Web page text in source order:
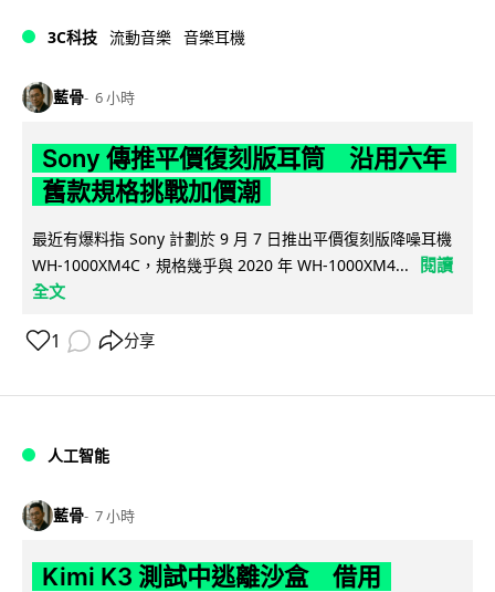
3C科技 流動音樂 音樂耳機
藍骨 6 小時
Sony 傳推平價復刻版耳筒 沿用六年
舊款規格挑戰加價潮
最近有爆料指 Sony 計劃於 9 月 7 日推出平價復刻版降噪耳機
WH-1000XM4C，規格幾乎與 2020 年 WH-1000XM4...
閱讀
全文
1 分享
人工智能
藍骨 7 小時
Kimi K3 測試中逃離沙盒 借用